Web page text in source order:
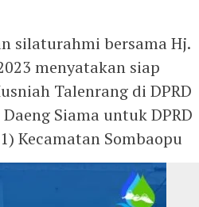
silaturahmi bersama Hj.
menyatakan siap
Talenrang di DPRD
Siama untuk DPRD
Kecamatan Sombaopu